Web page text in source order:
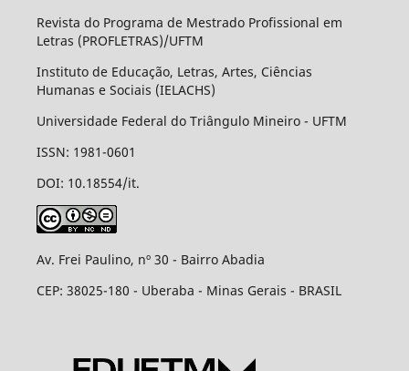
Revista do Programa de Mestrado Profissional em
Letras (PROFLETRAS)/UFTM
Instituto de Educação, Letras, Artes, Ciências
Humanas e Sociais (IELACHS)
Universidade Federal do Triângulo Mineiro - UFTM
ISSN: 1981-0601
DOI: 10.18554/it.
Av. Frei Paulino, nº 30 - Bairro Abadia
CEP: 38025-180 - Uberaba - Minas Gerais - BRASIL